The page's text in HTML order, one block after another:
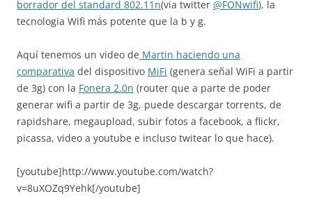
borrador del standard 802.11n(via twitter @FONwifi), la
tecnologia Wifi más potente que la b y g.
Aquí tenemos un video de Martin haciendo una
comparativa del dispositivo MiFi (genera señal WiFi a partir
de 3g) con la Fonera 2.0n (router que a parte de poder
generar wifi a partir de 3g, puede descargar torrents, de
rapidshare, megaupload, subir fotos a facebook, a flickr,
picassa, video a youtube e incluso twitear lo que hace).
[youtube]http://www.youtube.com/watch?
v=8uXOZq9Yehk[/youtube]